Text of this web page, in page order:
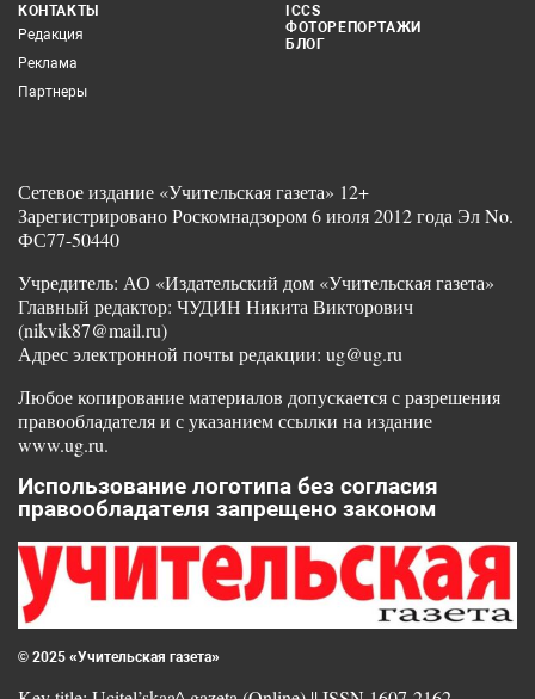
КОНТАКТЫ
Редакция
Реклама
Партнеры
ICCS
ФОТОРЕПОРТАЖИ
БЛОГ
Сетевое издание «Учительская газета» 12+
Зарегистрировано Роскомнадзором 6 июля 2012 года Эл No.
ФС77-50440
Учредитель: АО «Издательский дом «Учительская газета»
Главный редактор: ЧУДИН Никита Викторович
(nikvik87@mail.ru)
Адрес электронной почты редакции: ug@ug.ru
Любое копирование материалов допускается с разрешения
правообладателя и с указанием ссылки на издание
www.ug.ru.
Использование логотипа без согласия
правообладателя запрещено законом
© 2025 «Учительская газета»